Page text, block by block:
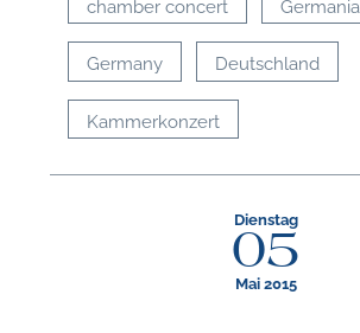
Germany Deutschland
Kammerkonzert
Dienstag
05
Mai 2015